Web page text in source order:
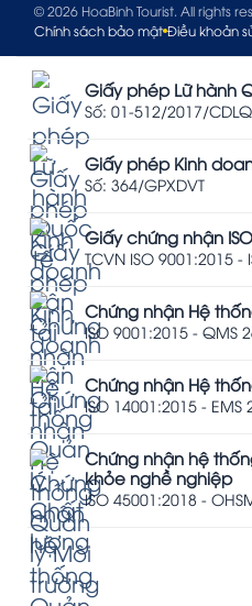
© 2026 HoaBinh Tourist. All rights
Chính sách bảo mật Điều khoản
Giấy phép Lữ hành
Số: 01-512/2017/
Giấy phép Kinh
Số: 364/GPXDVT
Giấy chứng nhận ISO
TCVN ISO 9001:2015 -
Chứng nhận Hệ
ISO 9001:2015 - QMS
Chứng nhận Hệ
ISO 14001:2015 - EMS
Chứng nhận hệ
khỏe nghề nghiệp
ISO 45001:2018 -